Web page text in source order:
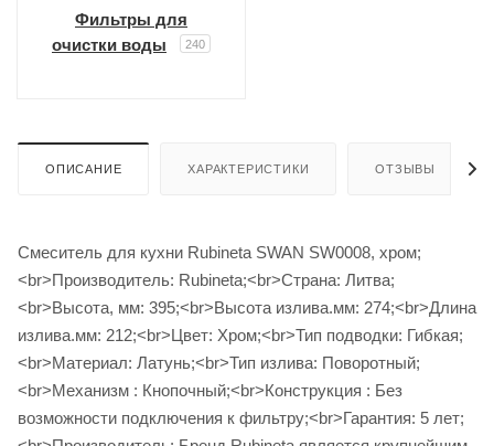
Фильтры для
очистки воды
240
ОПИСАНИЕ ХАРАКТЕРИСТИКИ ОТЗЫВЫ
Смеситель для кухни Rubineta SWAN SW0008, хром;
<br>Производитель: Rubineta;<br>Страна: Литва;
<br>Высота, мм: 395;<br>Высота излива.мм: 274;<br>Длина
излива.мм: 212;<br>Цвет: Хром;<br>Тип подводки: Гибкая;
<br>Материал: Латунь;<br>Тип излива: Поворотный;
<br>Механизм : Кнопочный;<br>Конструкция : Без
возможности подключения к фильтру;<br>Гарантия: 5 лет;